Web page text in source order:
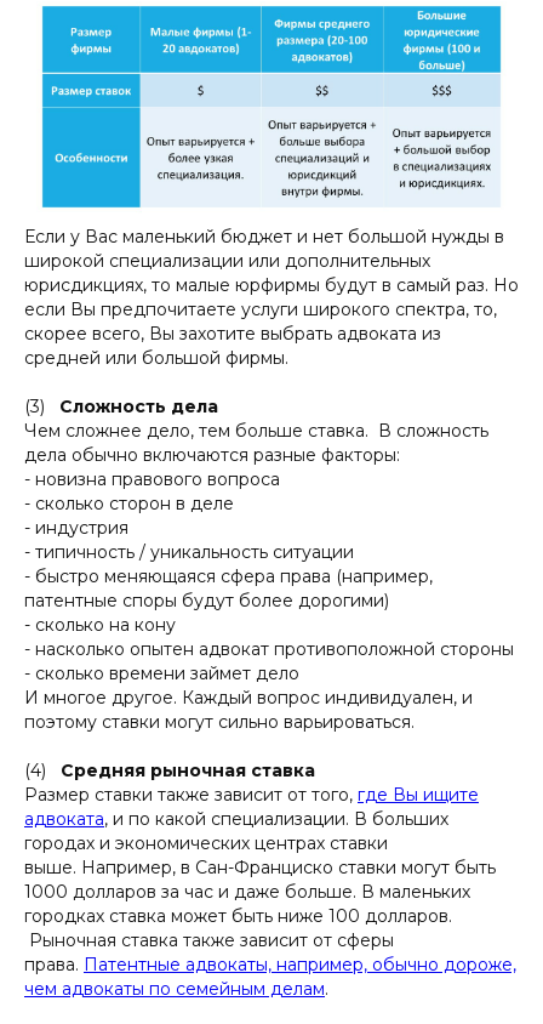
Если у Вас маленький бюджет и нет большой нужды в
широкой специализации или дополнительных
юрисдикциях, то малые юрфирмы будут в самый раз. Но
если Вы предпочитаете услуги широкого спектра, то,
скорее всего, Вы захотите выбрать адвоката из
средней или большой фирмы.
(3) Сложность дела
Чем сложнее дело, тем больше ставка. В сложность
дела обычно включаются разные факторы:
- новизна правового вопроса
- сколько сторон в деле
- индустрия
- типичность / уникальность ситуации
- быстро меняющаяся сфера права (например,
патентные споры будут более дорогими)
- сколько на кону
- насколько опытен адвокат противоположной стороны
- сколько времени займет дело
И многое другое. Каждый вопрос индивидуален, и
поэтому ставки могут сильно варьироваться.
(4) Средняя рыночная ставка
Размер ставки также зависит от того, где Вы ищите
адвоката, и по какой специализации. В больших
городах и экономических центрах ставки
выше. Например, в Сан-Франциско ставки могут быть
1000 долларов за час и даже больше. В маленьких
городках ставка может быть ниже 100 долларов.
Рыночная ставка также зависит от сферы
права. Патентные адвокаты, например, обычно дороже,
чем адвокаты по семейным делам.